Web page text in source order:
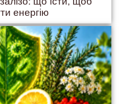
енергію